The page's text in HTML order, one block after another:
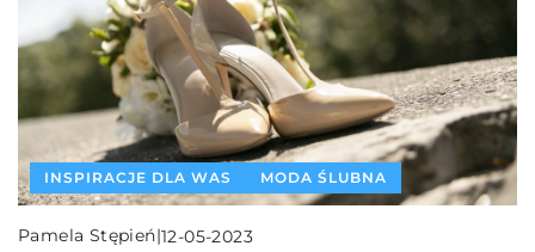
INSPIRACJE DLA WAS MODA ŚLUBNA
Pamela Stępień|12-05-2023